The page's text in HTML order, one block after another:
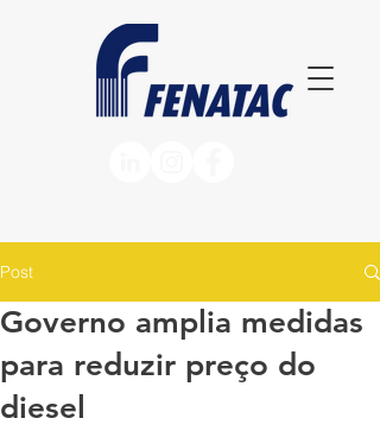
Post
Governo amplia medidas
para reduzir preço do
diesel